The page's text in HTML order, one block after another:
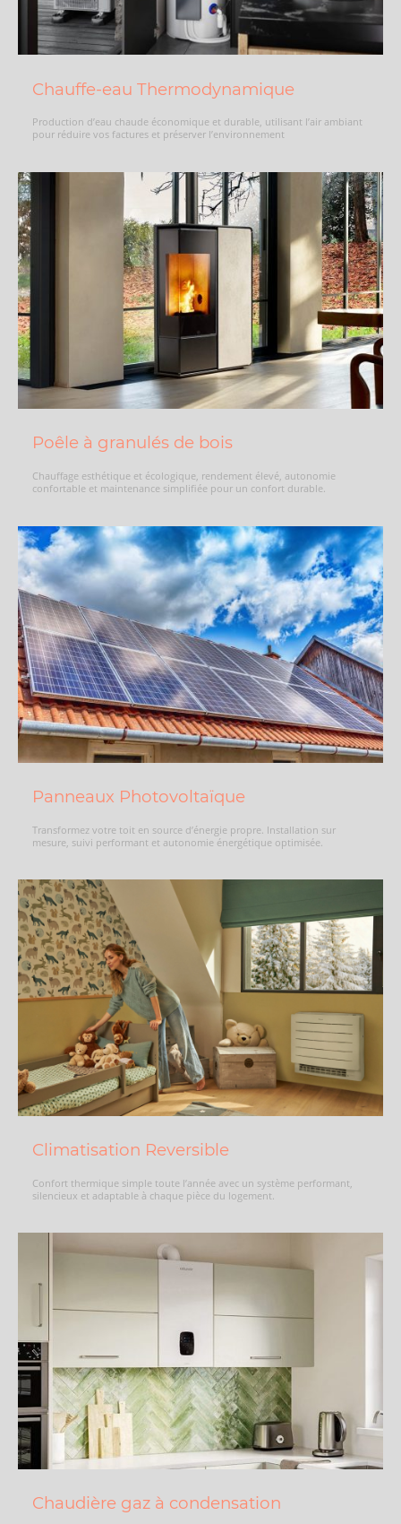
Chauffe-eau Thermodynamique
Production d’eau chaude économique et durable, utilisant l’air ambiant
pour réduire vos factures et préserver l’environnement
Poêle à granulés de bois
Chauffage esthétique et écologique, rendement élevé, autonomie
confortable et maintenance simplifiée pour un confort durable.
Panneaux Photovoltaïque
Transformez votre toit en source d’énergie propre. Installation sur
mesure, suivi performant et autonomie énergétique optimisée.
Climatisation Reversible
Confort thermique simple toute l’année avec un système performant,
silencieux et adaptable à chaque pièce du logement.
Chaudière gaz à condensation